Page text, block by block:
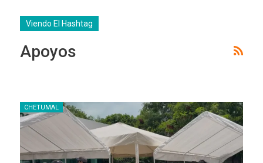
Viendo El Hashtag
Apoyos
CHETUMAL